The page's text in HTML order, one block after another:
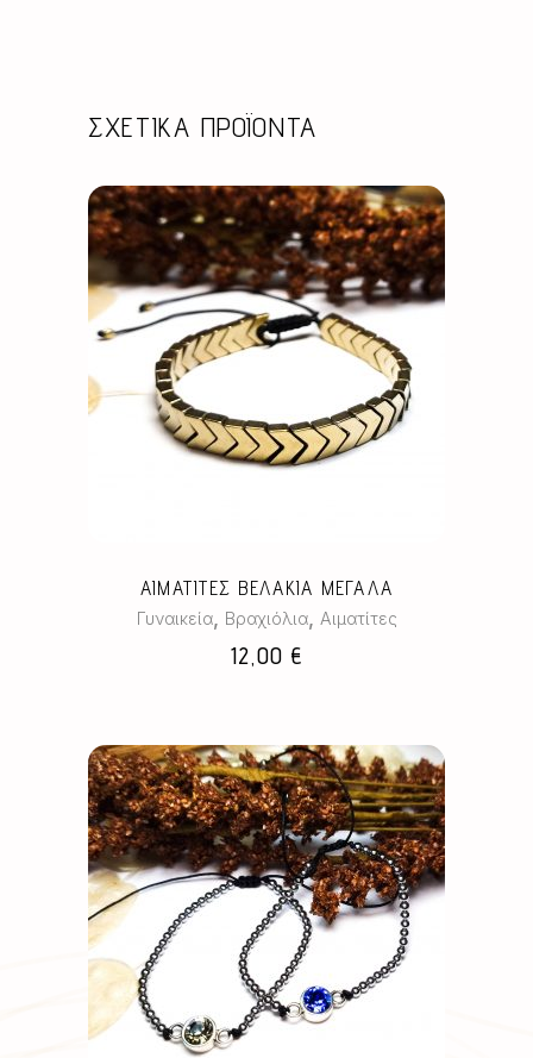
ΣΧΕΤΙΚΆ ΠΡΟΪΌΝΤΑ
ΑΙΜΑΤΙΤΕΣ ΒΕΛΑΚΙΑ ΜΕΓΑΛΑ
Γυναικεία, Βραχιόλια, Αιματίτες
12,00 €
Αυτό
προϊόν
έχει
πολλαπλές